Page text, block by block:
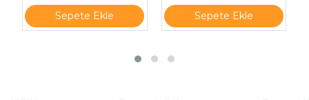
Sepete Ekle Sepete Ekle